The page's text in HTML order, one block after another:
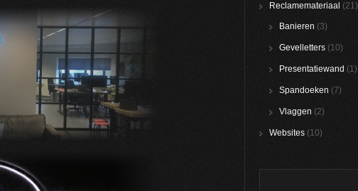
Reclamemateriaal (21)
Banieren (3)
Gevelletters (10)
Presentatiewand (1)
Spandoeken (7)
Vlaggen (2)
Websites (10)